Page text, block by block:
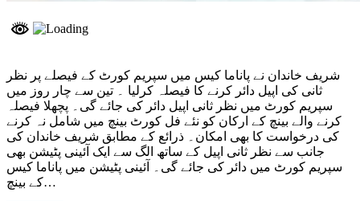
شریف خاندان نے پاناما کیس میں سپریم کورٹ کے فیصلے پر نظر
ثانی کی اپیل دائر کرنے کا فیصلہ کرلیا ۔ تین سے چار روز میں
سپریم کورٹ میں نظر ثانی اپیل دائر کی جائے گی۔ پچھلا فیصلہ
کرنے والے بینچ کے ارکان کو نئے فل کورٹ بینچ میں شامل نہ کرنے
کی درخواست کا بھی امکان۔ ذرائع کے مطابق شریف خاندان کی
جانب سے نظر ثانی اپیل کے ساتھ الگ سے ایک آئینی پٹیشن بھی
سپریم کورٹ میں دائر کی جائے گی۔ آئینی پٹیشن میں پاناما کیس
کے بینچ…